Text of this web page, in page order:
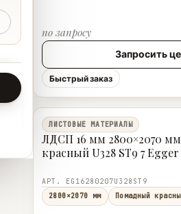
по запросу
Запросить
Быстрый заказ
ЛИСТОВЫЕ МАТЕРИАЛЫ
ЛДСП 16 мм 2800×2070
красный U328 ST9 7 Egger
АРТ. EG16280207U328ST9
2800×2070 мм
Помадный